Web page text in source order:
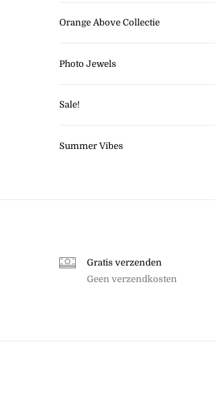
Orange Above Collectie
Photo Jewels
Sale!
Summer Vibes
Gratis verzenden
Geen verzendkosten